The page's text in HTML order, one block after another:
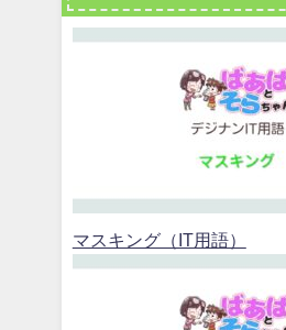
マスキング（IT用語）